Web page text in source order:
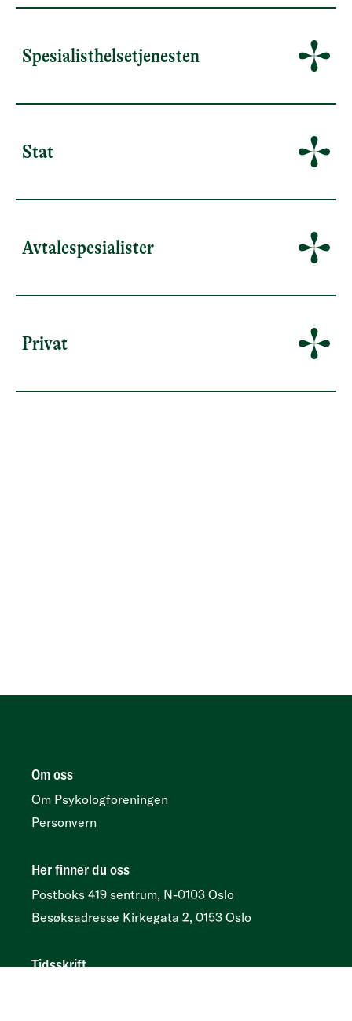
Spesialisthelsetjenesten
Stat
Avtalespesialister
Privat
Om oss
Om Psykologforeningen
Personvern
Her finner du oss
Postboks 419 sentrum, N-0103 Oslo
Besøksadresse Kirkegata 2, 0153 Oslo
Tidsskrift